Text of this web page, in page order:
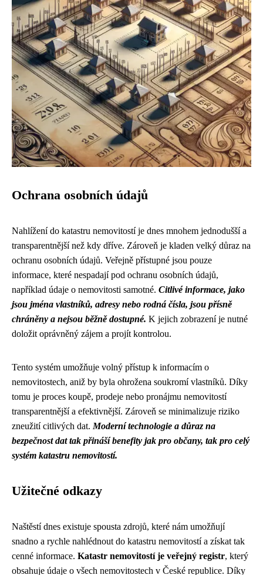
Ochrana osobních údajů
Nahlížení do katastru nemovitostí je dnes mnohem jednodušší a
transparentnější než kdy dříve. Zároveň je kladen velký důraz na
ochranu osobních údajů. Veřejně přístupné jsou pouze
informace, které nespadají pod ochranu osobních údajů,
například údaje o nemovitosti samotné. Citlivé informace, jako
jsou jména vlastníků, adresy nebo rodná čísla, jsou přísně
chráněny a nejsou běžně dostupné. K jejich zobrazení je nutné
doložit oprávněný zájem a projít kontrolou.
Tento systém umožňuje volný přístup k informacím o
nemovitostech, aniž by byla ohrožena soukromí vlastníků. Díky
tomu je proces koupě, prodeje nebo pronájmu nemovitostí
transparentnější a efektivnější. Zároveň se minimalizuje riziko
zneužití citlivých dat. Moderní technologie a důraz na
bezpečnost dat tak přináší benefity jak pro občany, tak pro celý
systém katastru nemovitostí.
Užitečné odkazy
Naštěstí dnes existuje spousta zdrojů, které nám umožňují
snadno a rychle nahlédnout do katastru nemovitostí a získat tak
cenné informace. Katastr nemovitostí je veřejný registr, který
obsahuje údaje o všech nemovitostech v České republice. Díky